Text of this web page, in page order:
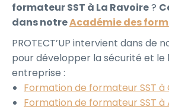
formateur SST à La Ravoire?
dans notreAcadémie des
PROTECT’UP intervient dans de
pour développer la sécurité et
entreprise :
Formation de formateur SST
Formation de formateur SST à